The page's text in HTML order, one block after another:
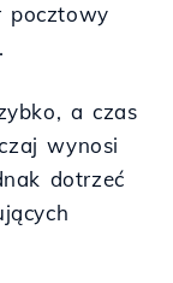
pocztowy
a czas
wynosi
dotrzeć